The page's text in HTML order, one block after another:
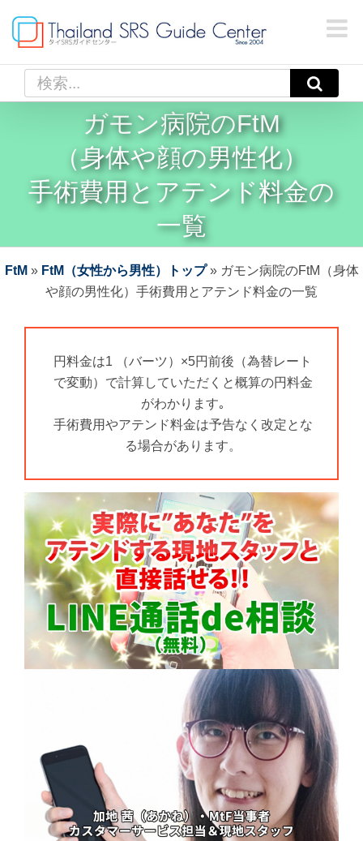
content
索
ガモン病院のFtM
（身体や顔の男性化）
手術費用と アテンド料金の
一覧
FtM » FtM（女性から男性）トップ» ガモン病院のFtM（身体
や顔の男性化）手術費用とアテンド料金の一覧
円料金は1 （バーツ）×5円前後（為替レート
で変動）で計算していただくと概算の円料金
がわかります｡
手術費用やアテンド料金は予告なく改定とな
る場合があります。